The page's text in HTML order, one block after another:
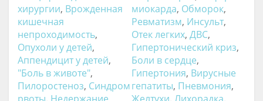
хирургии, Врожденная
кишечная
непроходимость,
Опухоли у детей,
Аппендицит у детей,
"Боль в животе",
Пилоростеноз, Синдром
миокарда, Обморок,
Ревматизм, Инсульт,
Отек легких, ДВС,
Гипертонический криз,
Боли в сердце,
Гипертония, Вирусные
гепатиты, Пневмония,